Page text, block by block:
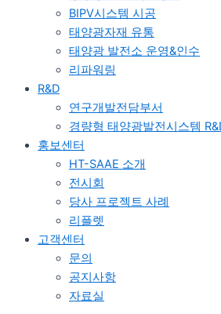
BIPV시스템 시공
태양광자재 유통
태양광 발전소 운영&인수
리파워링
R&D
연구개발전담부서
경량형 태양광발전시스템
홍보센터
HT-SAAE 소개
전시회
당사 프로젝트 사례
리플렛
고객센터
문의
공지사항
자료실